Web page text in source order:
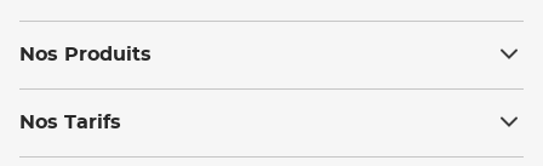
Nos Produits
Nos Tarifs